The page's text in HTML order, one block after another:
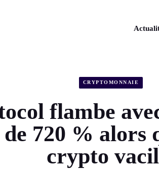
CRYPTOMONNAIE
flambe
de 720 % alors
crypto